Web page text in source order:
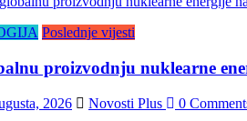
Poslednje vijesti
proizvodnju nuklearne
2026 Novosti Plus 0